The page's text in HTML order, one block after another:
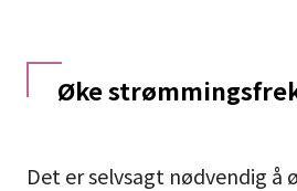
Øke
Det er selvsagt nødvendig å